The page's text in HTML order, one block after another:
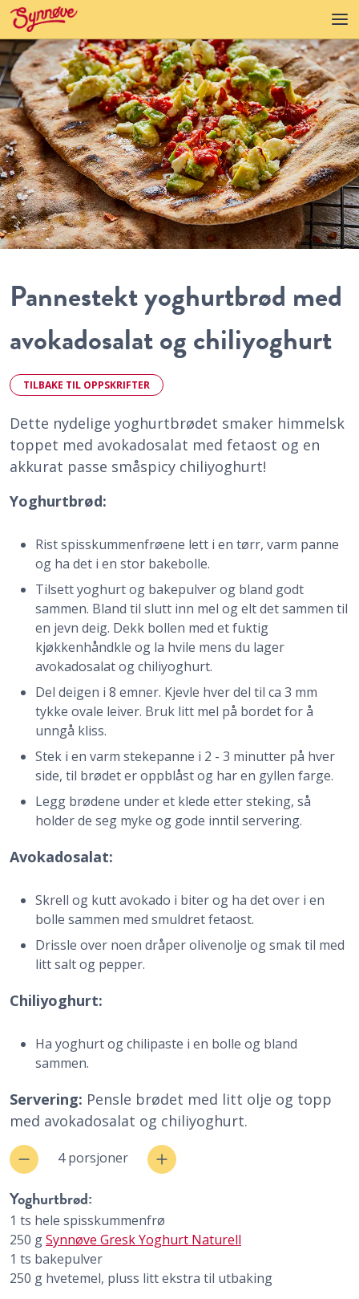
Pannestekt yoghurtbrød med
avokadosalat og chiliyoghurt
TILBAKE TIL OPPSKRIFTER
Dette nydelige yoghurtbrødet smaker himmelsk
toppet med avokadosalat med fetaost og en
akkurat passe småspicy chiliyoghurt!
Yoghurtbrød:
Rist spisskummenfrøene lett i en tørr, varm panne
og ha det i en stor bakebolle.
Tilsett yoghurt og bakepulver og bland godt
sammen. Bland til slutt inn mel og elt det sammen til
en jevn deig. Dekk bollen med et fuktig
kjøkkenhåndkle og la hvile mens du lager
avokadosalat og chiliyoghurt.
Del deigen i 8 emner. Kjevle hver del til ca 3 mm
tykke ovale leiver. Bruk litt mel på bordet for å
unngå kliss.
Stek i en varm stekepanne i 2 - 3 minutter på hver
side, til brødet er oppblåst og har en gyllen farge.
Legg brødene under et klede etter steking, så
holder de seg myke og gode inntil servering.
Avokadosalat:
Skrell og kutt avokado i biter og ha det over i en
bolle sammen med smuldret fetaost.
Drissle over noen dråper olivenolje og smak til med
litt salt og pepper.
Chiliyoghurt:
Ha yoghurt og chilipaste i en bolle og bland
sammen.
Servering: Pensle brødet med litt olje og topp
med avokadosalat og chiliyoghurt.
4 porsjoner
Yoghurtbrød:
1 ts hele spisskummenfrø
250 gSynnøve Gresk Yoghurt Naturell
1 ts bakepulver
250 g hvetemel, pluss litt ekstra til utbaking